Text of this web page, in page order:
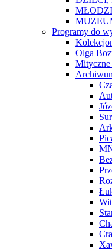
Programy do
Olga
Mityczne